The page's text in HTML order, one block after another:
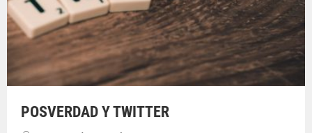
POSVERDAD Y TWITTER